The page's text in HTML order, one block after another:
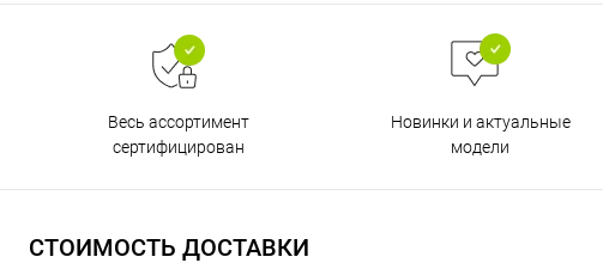
Весь ассортимент
сертифицирован
Новинки и актуальные
модели
СТОИМОСТЬ ДОСТАВКИ